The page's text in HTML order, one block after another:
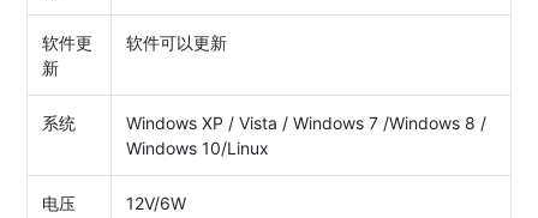
软件更
新
软件可以更新
系统
Windows XP / Vista / Windows 7 /Windows 8 /
Windows 10/Linux
电压 12V/6W